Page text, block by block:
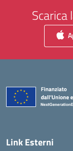
Link Esterni